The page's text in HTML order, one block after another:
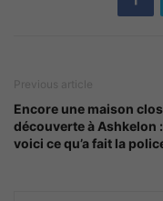
Previous article
Encore une maison
découverte à Ashkelon :
voici ce qu’a fait la